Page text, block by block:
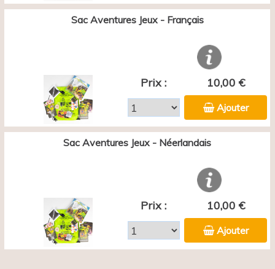
Sac Aventures Jeux - Français
Prix : 10,00 €
Ajouter
Sac Aventures Jeux - Néerlandais
Prix : 10,00 €
Ajouter